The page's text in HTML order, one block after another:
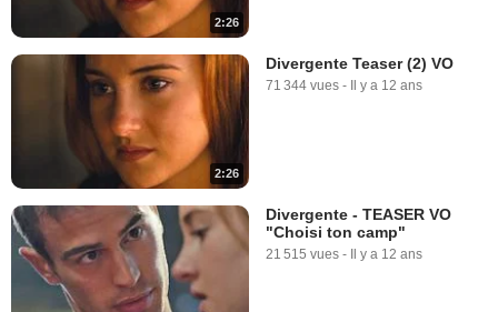
2:26
2:26
Divergente Teaser (2) VO
71 344 vues - Il y a 12 ans
Divergente - TEASER VO
"Choisi ton camp"
21 515 vues - Il y a 12 ans